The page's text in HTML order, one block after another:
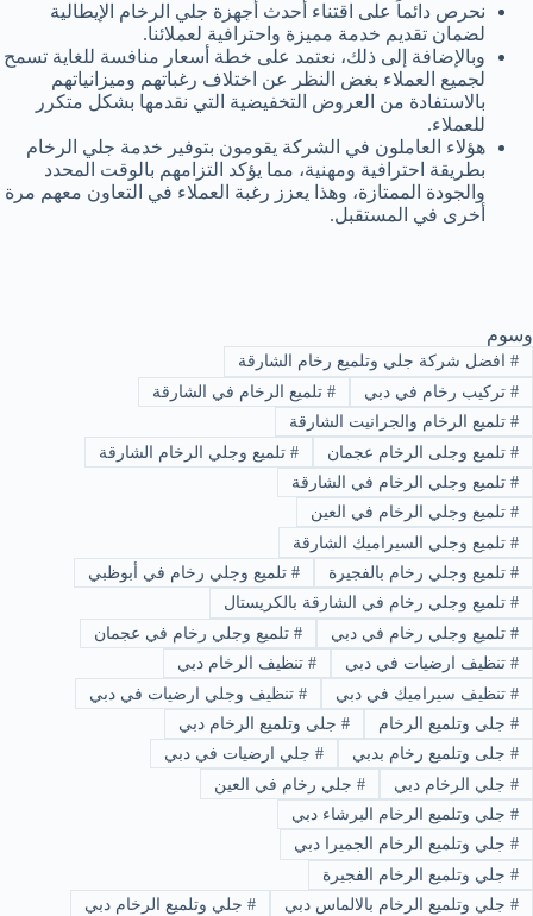
نحرص دائماً على اقتناء أحدث أجهزة جلي الرخام الإيطالية
لضمان تقديم خدمة مميزة واحترافية لعملائنا.
وبالإضافة إلى ذلك، نعتمد على خطة أسعار منافسة للغاية تسمح
لجميع العملاء بغض النظر عن اختلاف رغباتهم وميزانياتهم
بالاستفادة من العروض التخفيضية التي نقدمها بشكل متكرر
للعملاء.
هؤلاء العاملون في الشركة يقومون بتوفير خدمة جلي الرخام
بطريقة احترافية ومهنية، مما يؤكد التزامهم بالوقت المحدد
والجودة الممتازة، وهذا يعزز رغبة العملاء في التعاون معهم مرة
أخرى في المستقبل.
وسوم
#افضل شركة جلي وتلميع رخام الشارقة
#تركيب رخام في دبي #تلميع الرخام في الشارقة
#تلميع الرخام والجرانيت الشارقة
#تلميع وجلى الرخام عجمان #تلميع وجلي الرخام الشارقة
#تلميع وجلي الرخام في الشارقة
#تلميع وجلي الرخام في العين
#تلميع وجلي السيراميك الشارقة
#تلميع وجلي رخام بالفجيرة #تلميع وجلي رخام في أبوظبي
#تلميع وجلي رخام في الشارقة بالكريستال
#تلميع وجلي رخام في دبي #تلميع وجلي رخام في عجمان
#تنظيف ارضيات في دبي #تنظيف الرخام دبي
#تنظيف سيراميك في دبي #تنظيف وجلي ارضيات في دبي
#جلى وتلميع الرخام #جلى وتلميع الرخام دبي
#جلى وتلميع رخام بدبي #جلي ارضيات في دبي
#جلي الرخام دبي #جلي رخام في العين
#جلي وتلميع الرخام البرشاء دبي
#جلي وتلميع الرخام الجميرا دبي
#جلي وتلميع الرخام الفجيرة
#جلي وتلميع الرخام بالالماس دبي #جلي وتلميع الرخام دبي